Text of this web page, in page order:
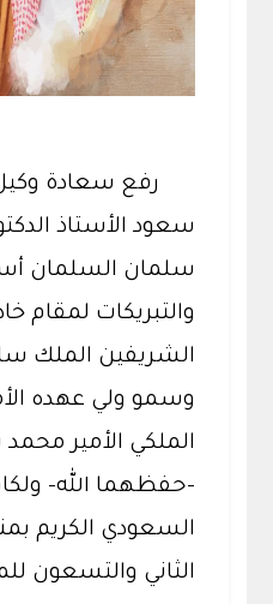
رفع سعادة
سعود الأستاذ
سلمان السلمان
والتبريكات لمقام
الشريفين الملك
وسمو ولي عهده
الملكي الأمير
-حفظهما الله-
السعودي الكريم
الثاني والتسعون